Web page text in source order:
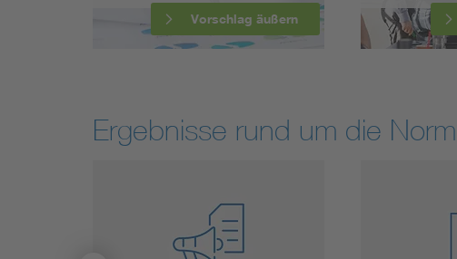
Vorschlag äußern
Ergebnisse rund um die